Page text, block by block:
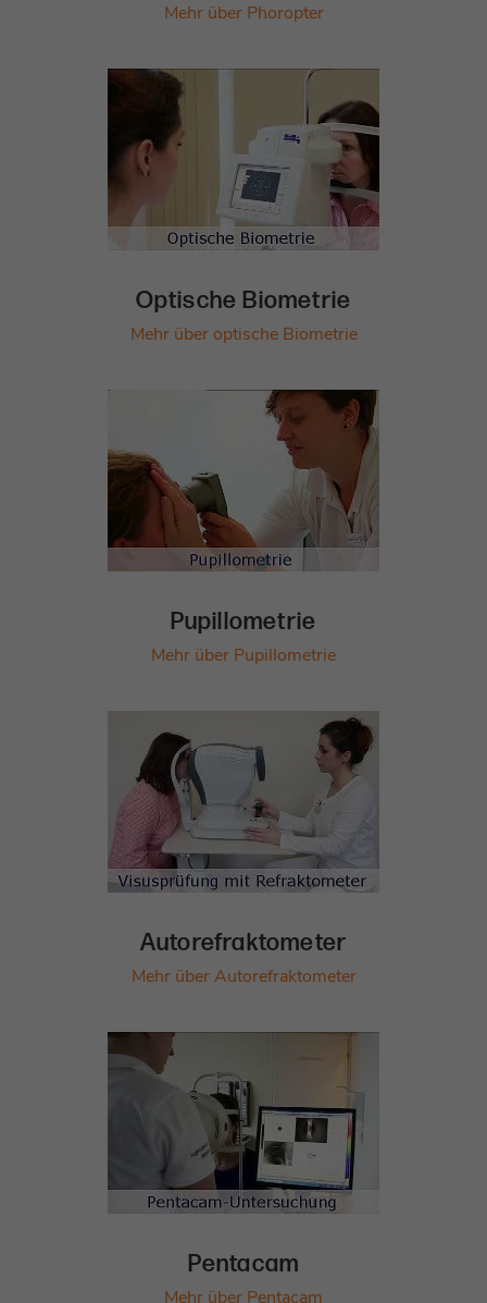
Mehr über Phoropter
Optische Biometrie
Mehr über optische Biometrie
Pupillometrie
Mehr über Pupillometrie
Autorefraktometer
Mehr über Autorefraktometer
Pentacam
Mehr über Pentacam